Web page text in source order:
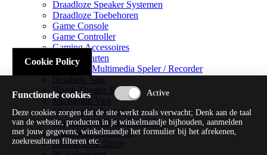
Draadloze Speaker Systemen
Draadloze Toebehoren
Game Console
Game Controller
Gaming Accessoires
Geluidskaarten
Handheld Multimedia Speler / Recorder
Headsets Vast
Home Theater Systems
Microfoon Vast
Multimedia Consoles
Multimedia Mixer / Versterker
Multimedia Productie
Optical Disk Drive
Cookie Policy
Functionele cookies
Deze cookies zorgen dat de site werkt zoals verwacht; Denk aan de taal
van de website, producten in je winkelmandje bijhouden, aanmelden
met jouw gegevens, winkelmandje het formulier bij het afrekenen,
zoekresultaten filteren etc.